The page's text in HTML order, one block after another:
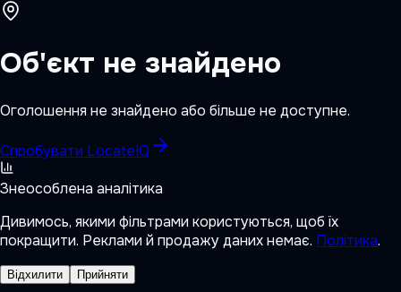
Об'єкт не знайдено
Оголошення не знайдено або більше не доступне.
Спробувати LocateIQ
Знеособлена аналітика
Дивимось, якими фільтрами користуються, щоб їх
покращити. Реклами й продажу даних немає. Політика.
Відхилити Прийняти